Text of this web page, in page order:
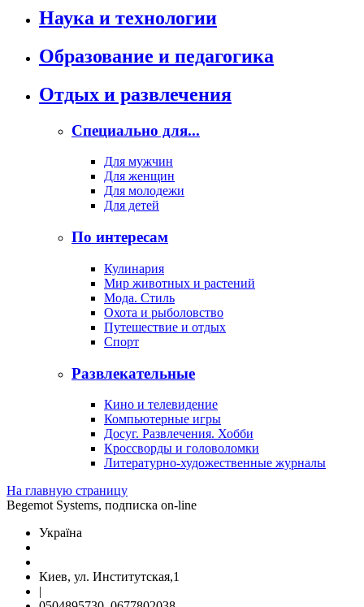
Наука и технологии
Образование и педагогика
Отдых и развлечения
Специально для...
Для мужчин
Для женщин
Для молодежи
Для детей
По интересам
Кулинария
Мир животных и растений
Мода. Стиль
Охота и рыболовство
Путешествие и отдых
Спорт
Развлекательные
Кино и телевидение
Компьютерные игры
Досуг. Развлечения. Хобби
Кроссворды и головоломки
Литературно-художественные журналы
На главную страницу
Begemot Systems, подписка on-line
Україна
Киев, ул. Институтская,1
|